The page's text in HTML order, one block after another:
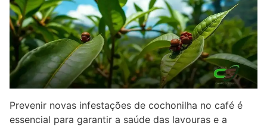
Prevenir novas infestações de cochonilha no café é
essencial para garantir a saúde das lavouras e a